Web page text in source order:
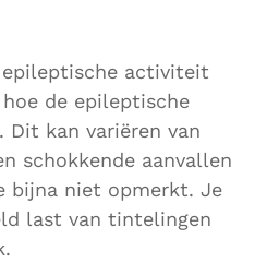
epileptische activiteit
de epileptische
Dit kan variëren van
schokkende aanvallen
bijna niet opmerkt. Je
last van tintelingen